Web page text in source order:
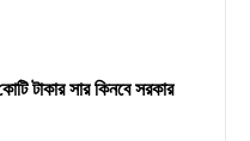
টাকার সার কিনবে সরকার